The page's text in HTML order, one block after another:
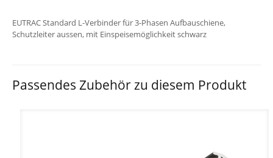
EUTRAC Standard L-Verbinder für 3-Phasen Aufbauschiene,
Schutzleiter aussen, mit Einspeisemöglichkeit schwarz
Passendes Zubehör zu diesem Produkt